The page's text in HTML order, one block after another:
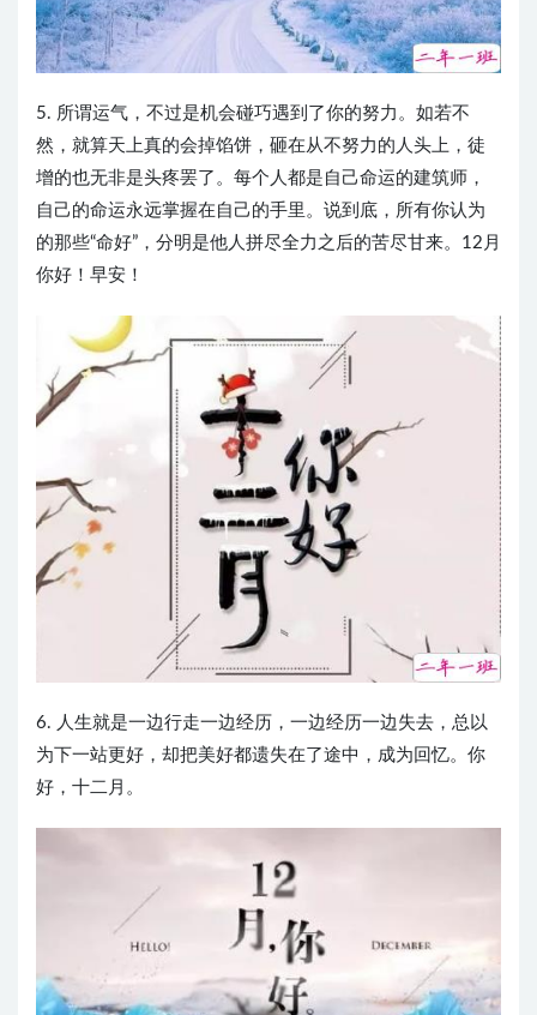
5. 所谓运气，不过是机会碰巧遇到了你的努力。如若不
然，就算天上真的会掉馅饼，砸在从不努力的人头上，徒
增的也无非是头疼罢了。每个人都是自己命运的建筑师，
自己的命运永远掌握在自己的手里。说到底，所有你认为
的那些“命好”，分明是他人拼尽全力之后的苦尽甘来。12月
你好！早安！
6. 人生就是一边行走一边经历，一边经历一边失去，总以
为下一站更好，却把美好都遗失在了途中，成为回忆。你
好，十二月。